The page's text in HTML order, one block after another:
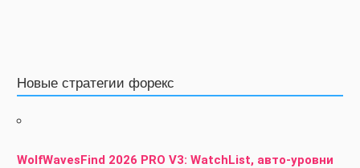
Новые стратегии форекс
WolfWavesFind 2026 PRO V3: WatchList, авто-уровни